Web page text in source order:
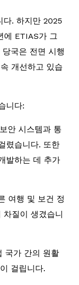
다. 하지만 2025
에 ETIAS가 그
국은 전면 시행
개선하고 있습
니다:
안 시스템과 통
렸습니다. 또한
발하는 데 추가
여행 및 보건 정
질이 생겼습니
국가 간의 원활
걸립니다.